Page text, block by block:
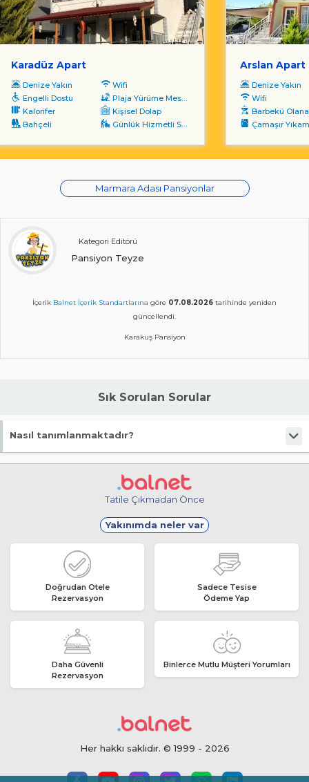
Karadüz Apart
Denize Yakın
Wifi
Engelli Dostu
Plaja Yürüme Mesafesi
Kalorifer
Kişisel Dolap
Bahçeli
Günlük Hizmetli Servisi
Arslan Apart
Denize Yakın
Wifi
Barbekü
Çamaşır
Marmara Adası Pansiyonlar
Kategori Editörü
Pansiyon Teyze
İçerik Balnet İçerik Standartlarına göre 07.08.2026 tarihinde yeniden
güncellendi.
Karakuş Pansiyon
Sık Sorulan Sorular
Nasıl tanımlanmaktadır?
Tesis Pansiyon statüsündedir.
Tatile Çıkmadan Önce
Yakınımda neler var
Doğrudan Otele
Rezervasyon
Sadece Tesise
Ödeme Yap
Daha Güvenli
Rezervasyon
Binlerce Mutlu Müşteri Yorumları
Her hakkı saklıdır. © 1999 - 2026